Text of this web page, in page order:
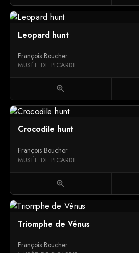
Leopard hunt
François Boucher
MUSÉE DE PICARDIE
zoom_in
Crocodile hunt
François Boucher
MUSÉE DE PICARDIE
zoom_in
Triomphe de Vénus
François Boucher